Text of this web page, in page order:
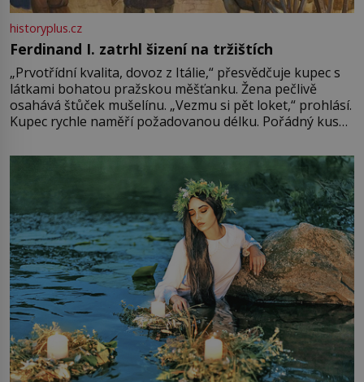
historyplus.cz
Ferdinand I. zatrhl šizení na tržištích
„Prvotřídní kvalita, dovoz z Itálie,“ přesvědčuje kupec s
látkami bohatou pražskou měšťanku. Žena pečlivě
osahává štůček mušelínu. „Vezmu si pět loket,“ prohlásí.
Kupec rychle naměří požadovanou délku. Pořádný kus
milostpaní. Stačí jenom na sukni,“ zhodnotí švadlena
množství růžového mušelínu. „Ošidili vás, podívejte.“
Vezme do ruky dřevěnou